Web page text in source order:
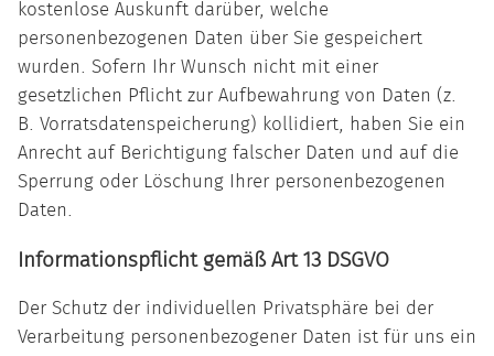
kostenlose Auskunft darüber, welche
personenbezogenen Daten über Sie gespeichert
wurden. Sofern Ihr Wunsch nicht mit einer
gesetzlichen Pflicht zur Aufbewahrung von Daten (z.
B. Vorratsdatenspeicherung) kollidiert, haben Sie ein
Anrecht auf Berichtigung falscher Daten und auf die
Sperrung oder Löschung Ihrer personenbezogenen
Daten.
Informationspflicht gemäß Art 13 DSGVO
Der Schutz der individuellen Privatsphäre bei der
Verarbeitung personenbezogener Daten ist für uns ein